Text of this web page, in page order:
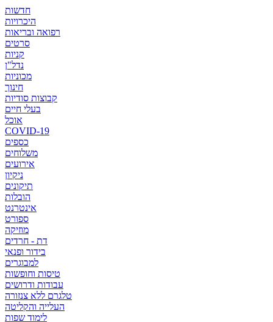
חדשות
היכרויות
רפואה ובריאות
סרטים
קניות
נדל"ן
מכוניות
חינוך
קבוצות סודיות
בעלי חיים
אוכל
COVID-19
כספים
משלוחים
אירועים
ניקיון
תיקונים
הובלות
אינטרנט
ספורט
מוזיקה
דת - חרדים
בידור ופנאי
למבוגרים
טיסות וחופשות
עבודות ודרושים
טלגרם ללא צנזורה
העלייה והקליטה
לימוד שפות